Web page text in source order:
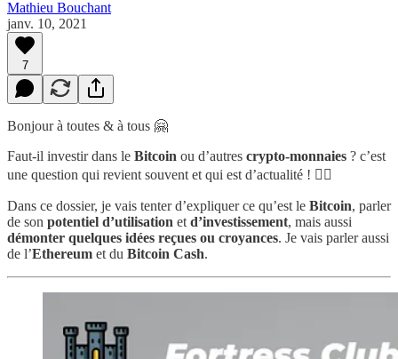
Mathieu Bouchant
janv. 10, 2021
7
Bonjour à toutes & à tous 🤗
Faut-il investir dans le Bitcoin ou d’autres crypto-monnaies ? c’est
une question qui revient souvent et qui est d’actualité ! 💁‍♂️
Dans ce dossier, je vais tenter d’expliquer ce qu’est le Bitcoin, parler
de son potentiel d’utilisation et d’investissement, mais aussi
démonter quelques idées reçues ou croyances. Je vais parler aussi
de l’Ethereum et du Bitcoin Cash.